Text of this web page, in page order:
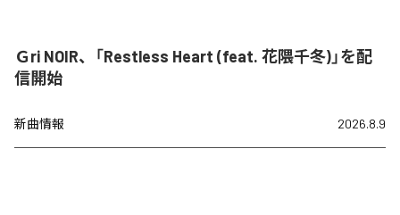
Ｇri NOIR、「Restless Heart (feat. 花隈千冬)」を配
信開始
新曲情報 2026.8.9